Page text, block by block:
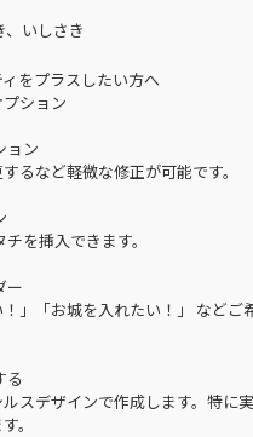
、いしさき
をプラスしたい方へ
ション
ョン
るなど軽微な修正が可能です。
を挿入できます。
ー
！」「お城を入れたい！」 など
る
スデザインで作成します。特に
。